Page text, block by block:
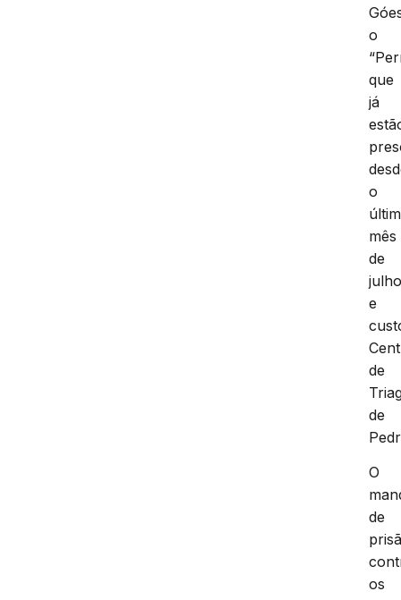
o
que
já
o
mês
de
e
de
de
O
de
os